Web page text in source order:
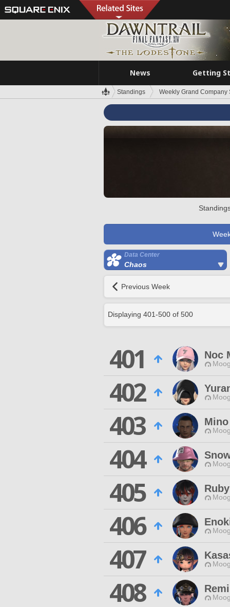
News Getting
Standings Weekly Grand Company
Data Center
Chaos
Previous Week
Displaying 401-500 of 500
401 Noc
402
403
404
405
406
407
408